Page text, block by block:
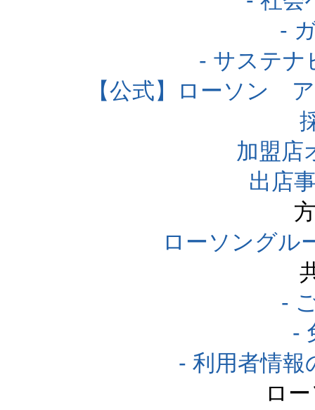
-
- サステナ
【公式】ローソン
加盟店
出店
ローソングル
-
-
- 利用者情報
ロ